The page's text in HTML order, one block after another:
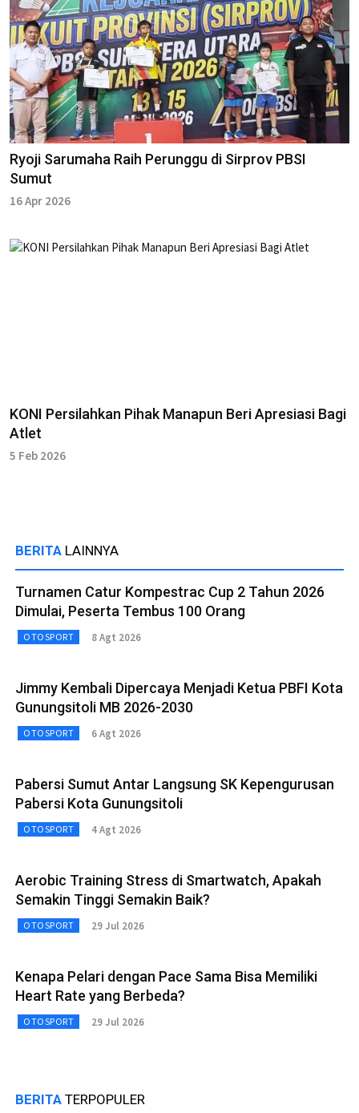
Ryoji Sarumaha Raih Perunggu di Sirprov PBSI
Sumut
16 Apr 2026
KONI Persilahkan Pihak Manapun Beri Apresiasi Bagi
Atlet
5 Feb 2026
BERITA LAINNYA
Turnamen Catur Kompestrac Cup 2 Tahun 2026
Dimulai, Peserta Tembus 100 Orang
OTOSPORT 8 Agt 2026
Jimmy Kembali Dipercaya Menjadi Ketua PBFI Kota
Gunungsitoli MB 2026-2030
OTOSPORT 6 Agt 2026
Pabersi Sumut Antar Langsung SK Kepengurusan
Pabersi Kota Gunungsitoli
OTOSPORT 4 Agt 2026
Aerobic Training Stress di Smartwatch, Apakah
Semakin Tinggi Semakin Baik?
OTOSPORT 29 Jul 2026
Kenapa Pelari dengan Pace Sama Bisa Memiliki
Heart Rate yang Berbeda?
OTOSPORT 29 Jul 2026
BERITA TERPOPULER